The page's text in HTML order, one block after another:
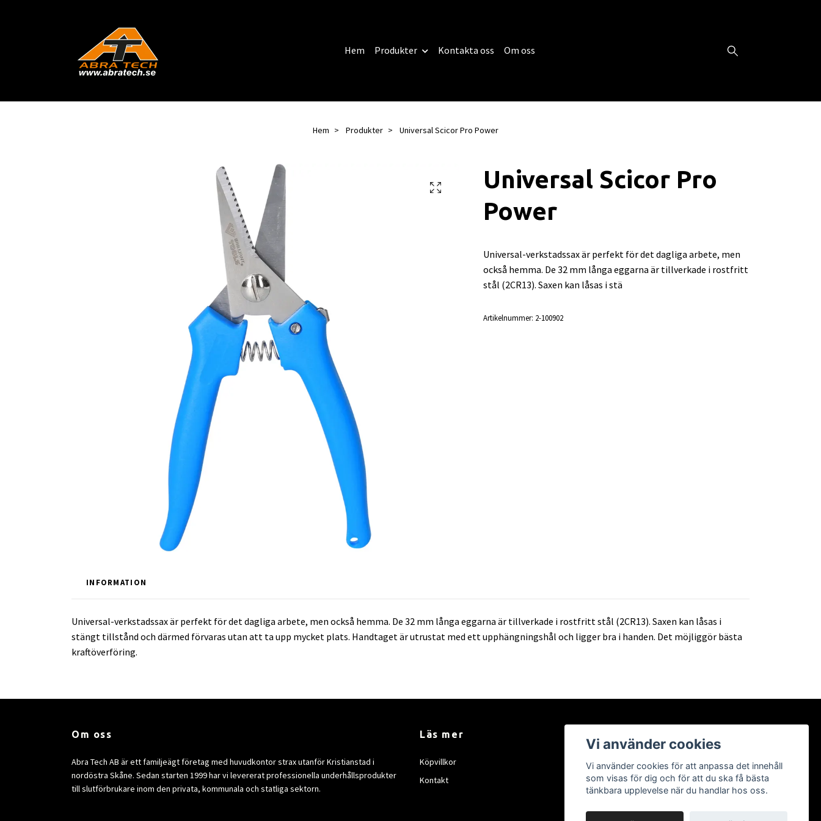
Hem Produkter Kontakta oss Om oss
Hem Produkter Universal Scicor Pro Power
Universal Scicor Pro
Power
Universal-verkstadssax är perfekt för det dagliga arbete, men
också hemma. De 32 mm långa eggarna är tillverkade i rostfritt
stål (2CR13). Saxen kan låsas i stä
Artikelnummer: 2-100902
INFORMATION
Universal-verkstadssax är perfekt för det dagliga arbete, men också hemma. De 32 mm långa eggarna är tillverkade i rostfritt stål (2CR13). Saxen kan låsas i
stängt tillstånd och därmed förvaras utan att ta upp mycket plats. Handtaget är utrustat med ett upphängningshål och ligger bra i handen. Det möjliggör bästa
kraftöverföring.
Om oss
Abra Tech AB är ett familjeägt företag med huvudkontor strax utanför Kristianstad i
nordöstra Skåne. Sedan starten 1999 har vi levererat professionella underhållsprodukter
till slutförbrukare inom den privata, kommunala och statliga sektorn.
Läs mer
Köpvillkor
Kontakt
Vi använder cookies
Vi använder cookies för att anpassa det innehåll
som visas för dig och för att du ska få bästa
tänkbara upplevelse när du handlar hos oss.